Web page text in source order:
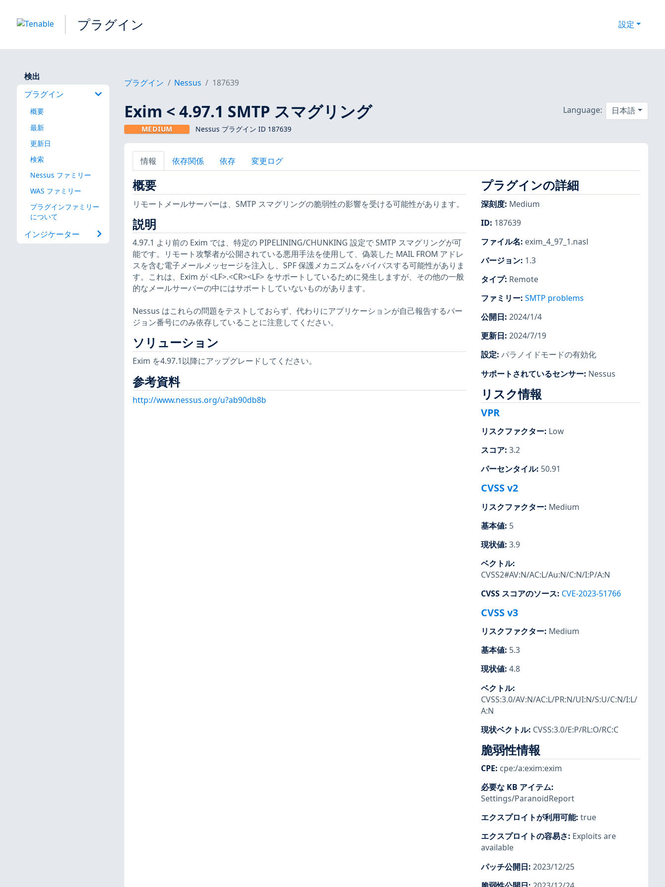
プラグイン 設定
検出
プラグイン
概要
最新
更新日
検索
Nessus ファミリー
WAS ファミリー
プラグインファミリー
について
インジケーター
プラグイン Nessus 187639
Exim < 4.97.1 SMTP スマグリング
MEDIUM Nessus プラグイン ID 187639
Language: 日本語
情報 依存関係 依存 変更ログ
概要
リモートメールサーバーは、SMTP スマグリングの脆弱性の影響を受ける可能性があります。
説明
4.97.1 より前の Exim では、特定の PIPELINING/CHUNKING 設定で SMTP スマグリングが可
能です。リモート攻撃者が公開されている悪用手法を使用して、偽装した MAIL FROM アドレ
スを含む電子メールメッセージを注入し、SPF 保護メカニズムをバイパスする可能性がありま
す。これは、Exim が <LF>.<CR><LF> をサポートしているために発生しますが、その他の一般
的なメールサーバーの中にはサポートしていないものがあります。
Nessus はこれらの問題をテストしておらず、代わりにアプリケーションが自己報告するバー
ジョン番号にのみ依存していることに注意してください。
ソリューション
Exim を4.97.1以降にアップグレードしてください。
参考資料
http://www.nessus.org/u?ab90db8b
プラグインの詳細
深刻度: Medium
ID: 187639
ファイル名: exim_4_97_1.nasl
バージョン: 1.3
タイプ: Remote
ファミリー: SMTP problems
公開日: 2024/1/4
更新日: 2024/7/19
設定: パラノイドモードの有効化
サポートされているセンサー: Nessus
リスク情報
VPR
リスクファクター: Low
スコア: 3.2
パーセンタイル: 50.91
CVSS v2
リスクファクター: Medium
基本値: 5
現状値: 3.9
ベクトル:
CVSS2#AV:N/AC:L/Au:N/C:N/I:P/A:N
CVSS スコアのソース: CVE-2023-51766
CVSS v3
リスクファクター: Medium
基本値: 5.3
現状値: 4.8
ベクトル:
CVSS:3.0/AV:N/AC:L/PR:N/UI:N/S:U/C:N/I:L/
A:N
現状ベクトル: CVSS:3.0/E:P/RL:O/RC:C
脆弱性情報
CPE: cpe:/a:exim:exim
必要な KB アイテム:
Settings/ParanoidReport
エクスプロイトが利用可能: true
エクスプロイトの容易さ: Exploits are
available
パッチ公開日: 2023/12/25